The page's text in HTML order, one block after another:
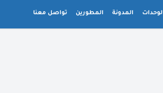
المدونة المطورين تواصل معنا